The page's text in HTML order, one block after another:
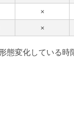
×
×
態変化している